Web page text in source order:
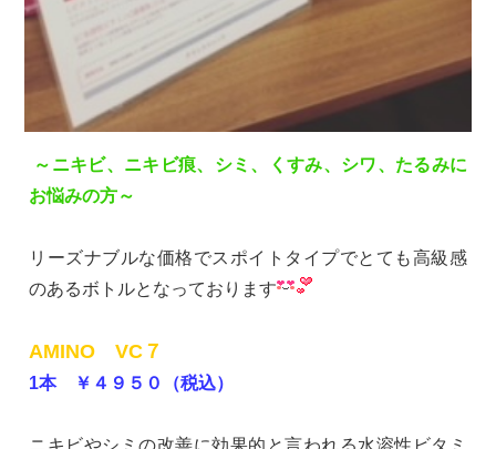
～ニキビ、ニキビ痕、シミ、くすみ、シワ、たるみに
お悩みの方～
リーズナブルな価格でスポイトタイプでとても高級感
のあるボトルとなっております
AMINO VC７
1本 ￥４９５０（税込）
ニキビやシミの改善に効果的と言われる水溶性ビタミ